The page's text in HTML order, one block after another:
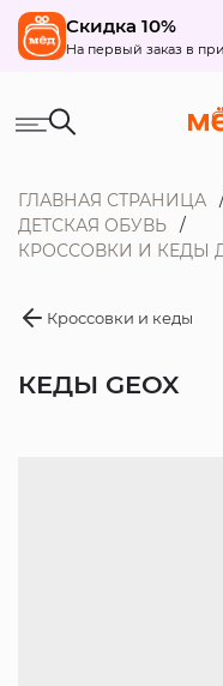
Скидка 10%
На первый заказ в
ГЛАВНАЯ СТРАНИЦА
ДЕТСКАЯ ОБУВЬ
КРОССОВКИ И КЕДЫ
Кроссовки и кеды
КЕДЫ GEOX